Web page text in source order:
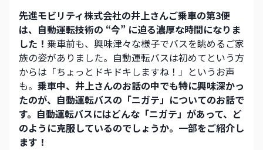
先進モビリティ株式会社の井上さんご乗車の第3便
は、自動運転技術の “今” に迫る濃厚な時間になりま
した！ 乗車前も、興味津々な様子でバスを眺めるご家
族の姿がありました。自動運転バスは初めてという方
からは「ちょっとドキドキしますね！」というお声
も。 乗車中、井上さんのお話の中でも特に興味深かっ
たのが、自動運転バスの「ニガテ」についてのお話で
す。自動運転バスにはどんな「ニガテ」があって、ど
のように克服しているのでしょうか。一部をご紹介し
ます！